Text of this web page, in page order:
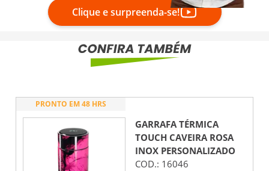
Clique e surpreenda-se!
PRONTO EM 48 HRS
GARRAFA TÉRMICA
TOUCH CAVEIRA ROSA
INOX PERSONALIZADO
COD.: 16046